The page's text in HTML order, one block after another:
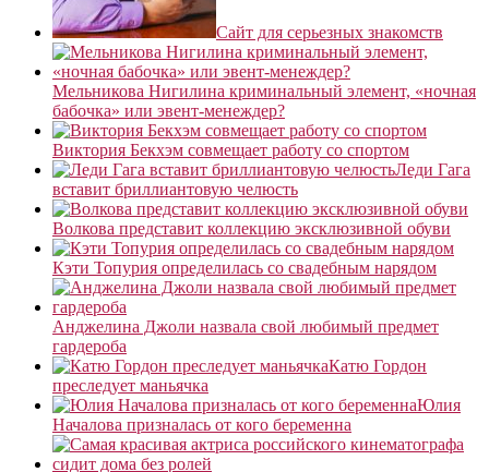
Сайт для серьезных знакомств
Мельникова Нигилина криминальный элемент, «ночная
бабочка» или эвент-менеждер?
Виктория Бекхэм совмещает работу со спортом
Леди Гага
вставит бриллиантовую челюсть
Волкова представит коллекцию эксклюзивной обуви
Кэти Топурия определилась со свадебным нарядом
Анджелина Джоли назвала свой любимый предмет
гардероба
Катю Гордон
преследует маньячка
Юлия
Началова призналась от кого беременна